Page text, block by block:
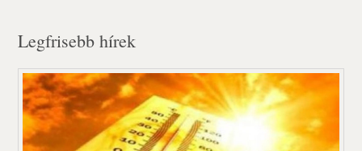
Legfrisebb hírek